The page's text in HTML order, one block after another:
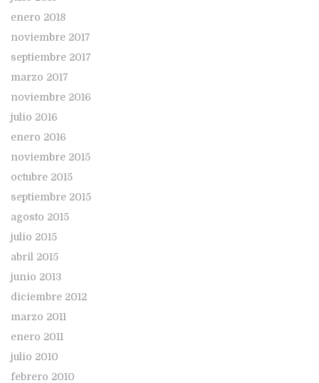
enero 2018
noviembre 2017
septiembre 2017
marzo 2017
noviembre 2016
julio 2016
enero 2016
noviembre 2015
octubre 2015
septiembre 2015
agosto 2015
julio 2015
abril 2015
junio 2013
diciembre 2012
marzo 2011
enero 2011
julio 2010
febrero 2010